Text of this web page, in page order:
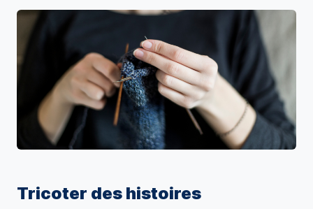
Tricoter des histoires